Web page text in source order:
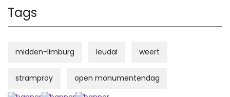
Tags
midden-limburg leudal weert
stramproy open monumentendag